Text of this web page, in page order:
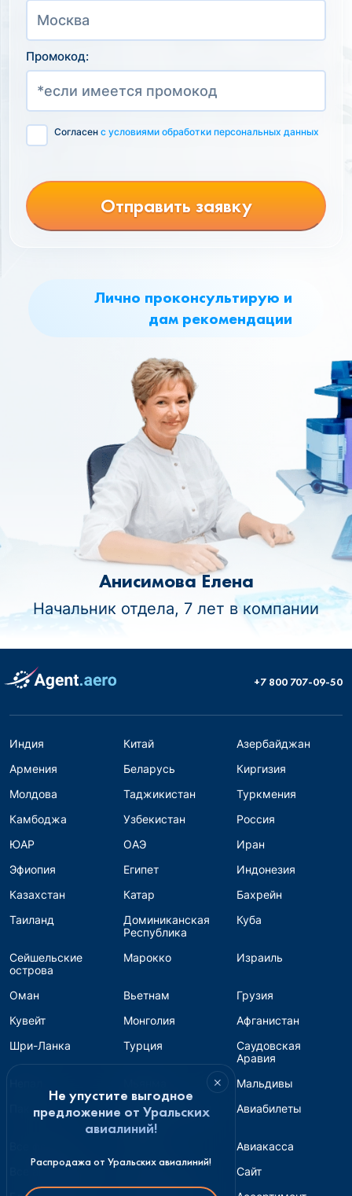
Лично проконсультирую и
дам рекомендации
Анисимова Елена
Начальник отдела, 7 лет в компании
Промокод:
Согласен с условиями обработки персональных данных
Отправить заявку
+7 800 707-09-50
Индия Китай
Азербайджан
Армения
Беларусь
Киргизия
Молдова
Таджикистан
Туркмения
Камбоджа
Узбекистан
Россия
ЮАР
ОАЭ
Иран
Эфиопия
Египет
Индонезия
Казахстан
Катар
Бахрейн
Таиланд
Доминиканская
Республика
Куба
Сейшельские
острова
Марокко Израиль
Оман Вьетнам
Грузия
Кувейт
Монголия
Афганистан
Шри-Ланка
Турция
Саудовская
Аравия
Мальдивы
Пакистан
Авиабилеты для
банка
Авиабилеты
Авиакасса
Все авиакомпании
Сайт
×
Не упустите выгодное
предложение от Уральских
авиалиний!
Распродажа от Уральских авиалиний!